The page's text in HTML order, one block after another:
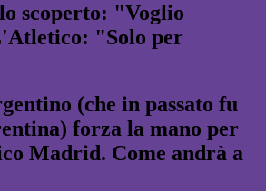
scoperto: "Voglio
"Solo per
(che in passato fu
forza la mano per
Madrid. Come andrà a